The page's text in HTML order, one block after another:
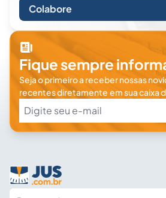
Colabore
Fique sempre
Seja o primeiro a receber nossas
recentes diretamente em sua caixa